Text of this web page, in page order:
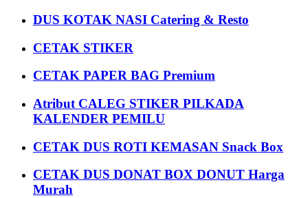
DUS KOTAK NASI Catering & Resto
CETAK STIKER
CETAK PAPER BAG Premium
Atribut CALEG STIKER PILKADA
KALENDER PEMILU
CETAK DUS ROTI KEMASAN Snack Box
CETAK DUS DONAT BOX DONUT Harga
Murah